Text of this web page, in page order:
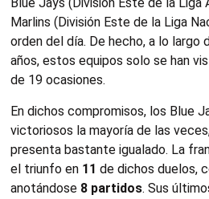
Marlins (División Este de la Liga
orden del día. De hecho, a lo largo
años, estos equipos solo se han
de 19 ocasiones.
En dichos compromisos, los Blue
victoriosos la mayoría de las
presenta bastante igualado. La
el triunfo en 11 de dichos duelos,
anotándose 8 partidos. Sus